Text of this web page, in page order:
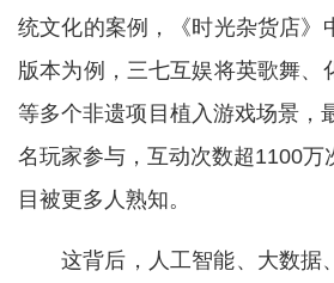
统文化的案例，《时光杂货店》
版本为例，三七互娱将英歌舞、
等多个非遗项目植入游戏场景，
名玩家参与，互动次数超1100万
目被更多人熟知。
这背后，人工智能、大数据